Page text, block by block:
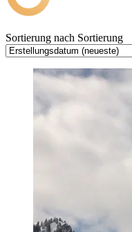
Sortierung nach Sortierung